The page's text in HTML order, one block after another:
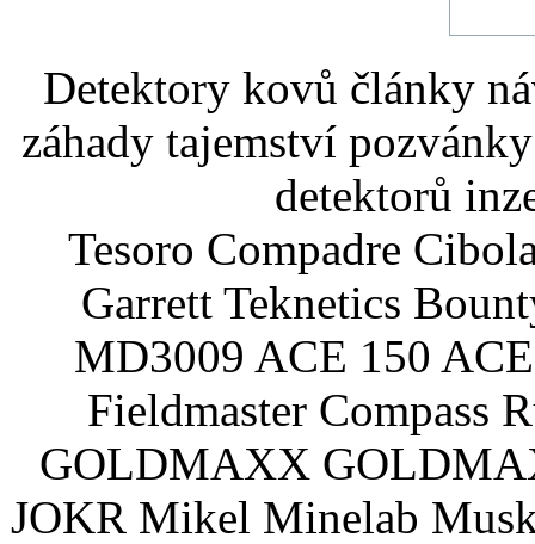
Detektory kovů články
záhady tajemství
detektorů
Tesoro Compadre
Garrett Teknetics
MD3009 ACE 150
Fieldmaster Compass
GOLDMAXX
JOKR Mikel Minelab